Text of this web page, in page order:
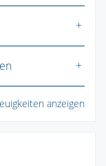
anzeigen